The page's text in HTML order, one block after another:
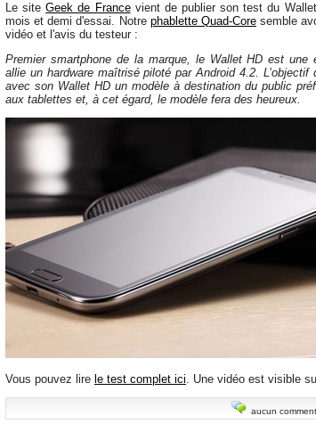
Le siteGeek de Francevient de publier son test du
mois et demi d'essai. Notre phablette Quad-Coresemble
vidéo et l'avis du testeur :
Premier smartphone de la marque, le Wallet HD est une
allie un hardware maîtrisé piloté par Android 4.2.
avec son Wallet HD un modèle à destination du public
aux tablettes et, à cet égard, le modèle fera des heureux.
Vous pouvez lire le test complet ici . Une vidéo est visible
aucun